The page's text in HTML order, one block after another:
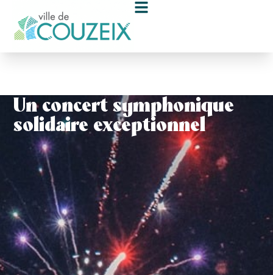
Un concert symphonique
solidaire exceptionnel